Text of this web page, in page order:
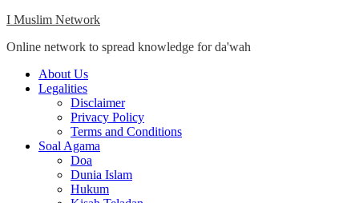
Skip
content
I Muslim Network
Online network to spread knowledge for da'wah
Close
Menu
About Us
Legalities
Disclaimer
Privacy Policy
Terms and Conditions
Soal Agama
Doa
Dunia Islam
Hukum